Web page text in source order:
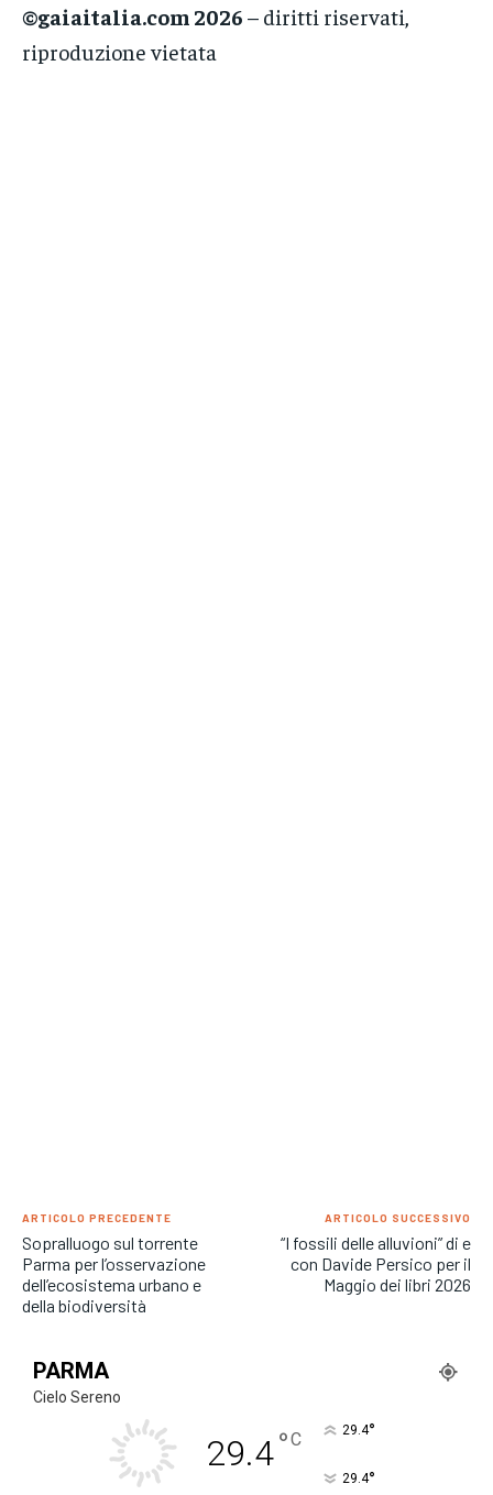
©gaiaitalia.com 2026 – diritti riservati,
riproduzione vietata
ARTICOLO PRECEDENTE
Sopralluogo sul torrente
Parma per l’osservazione
dell’ecosistema urbano e
della biodiversità
ARTICOLO SUCCESSIVO
“I fossili delle alluvioni” di e
con Davide Persico per il
Maggio dei libri 2026
PARMA
Cielo Sereno
29.4°C 29.4°
29.4°